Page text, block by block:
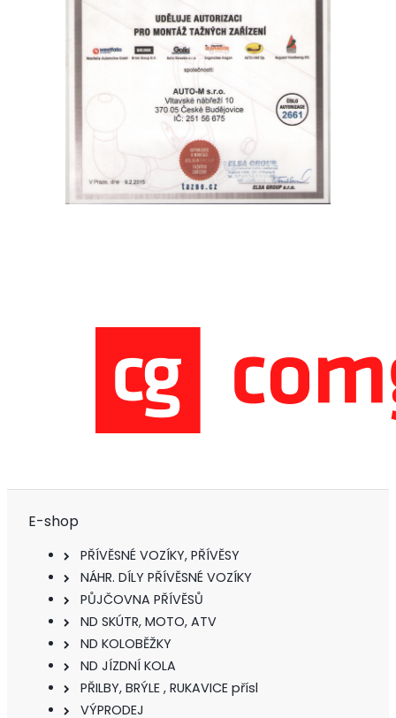
E-shop
PŘÍVĚSNÉ VOZÍKY, PŘÍVĚSY
NÁHR. DÍLY PŘÍVĚSNÉ VOZÍKY
PŮJČOVNA PŘÍVĚSŮ
ND SKÚTR, MOTO, ATV
ND KOLOBĚŽKY
ND JÍZDNÍ KOLA
PŘILBY, BRÝLE , RUKAVICE přísl
VÝPRODEJ